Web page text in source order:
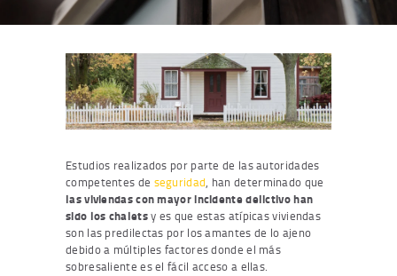
Estudios realizados por parte de las autoridades
competentes de seguridad, han determinado que
las viviendas con mayor incidente delictivo han
sido los chaletsy es que estas atípicas viviendas
son las predilectas por los amantes de lo ajeno
debido a múltiples factores donde el más
sobresaliente es el fácil acceso a ellas.